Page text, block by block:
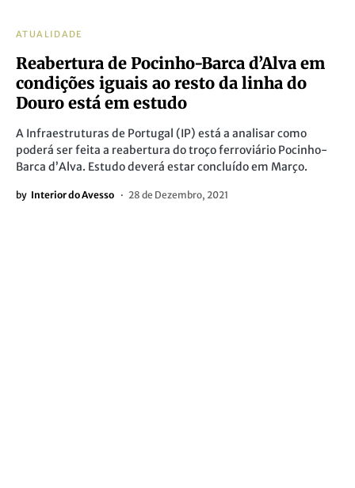
ATUALIDADE
Reabertura de Pocinho-Barca d’Alva em
condições iguais ao resto da linha do
Douro está em estudo
A Infraestruturas de Portugal (IP) está a analisar como
poderá ser feita a reabertura do troço ferroviário Pocinho-
Barca d’Alva. Estudo deverá estar concluído em Março.
by Interior do Avesso 28 de Dezembro, 2021